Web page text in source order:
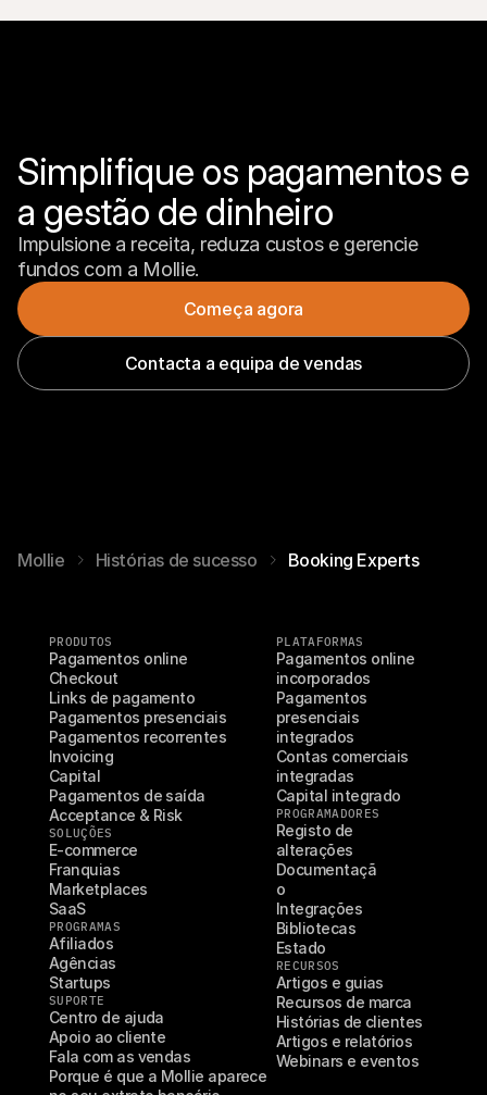
Simplifique os pagamentos e
a gestão de dinheiro
Impulsione a receita, reduza custos e gerencie
fundos com a Mollie.
Começa agora
Contacta a equipa de vendas
Mollie Histórias de sucesso Booking Experts
PRODUTOS
Pagamentos online
Checkout
Links de pagamento
Pagamentos presenciais
Pagamentos recorrentes
Invoicing
Capital
Pagamentos de saída
Acceptance & Risk
SOLUÇÕES
E-commerce
Franquias
Marketplaces
SaaS
PROGRAMAS
Afiliados
Agências
Startups
SUPORTE
Centro de ajuda
Apoio ao cliente
Fala com as vendas
Porque é que a Mollie aparece
PLATAFORMAS
Pagamentos online
incorporados
Pagamentos
presenciais
integrados
Contas comerciais
integradas
Capital integrado
PROGRAMADORES
Registo de
alterações
Documentaçã
o
Integrações
Bibliotecas
Estado
RECURSOS
Artigos e guias
Recursos de marca
Histórias de clientes
Artigos e relatórios
Webinars e eventos